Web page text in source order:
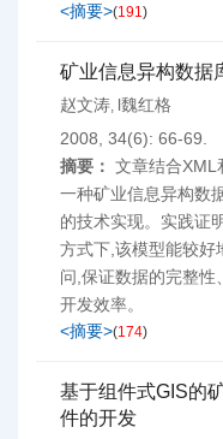
<摘要>(191)
矿业信息异构数据
赵文涛, l魏红格
2008, 34(6): 66-69.
摘要： 文章结合XML
一种矿业信息异构数
的技术实现。实践证
方式下,该模型能较好
问,保证数据的完整性
开发效率。
<摘要>(174)
基于组件式GIS的
件的开发